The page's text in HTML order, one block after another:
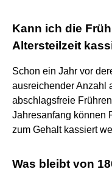
Kann ich die
Altersteilzeit
Schon ein Jahr vor
ausreichender Anzahl
abschlagsfreie
Jahresanfang können
zum Gehalt kassiert
Was bleibt von